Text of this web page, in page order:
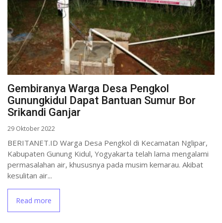
Gembiranya Warga Desa Pengkol
Gunungkidul Dapat Bantuan Sumur Bor
Srikandi Ganjar
29 Oktober 2022
BERITANET.ID Warga Desa Pengkol di Kecamatan Nglipar,
Kabupaten Gunung Kidul, Yogyakarta telah lama mengalami
permasalahan air, khususnya pada musim kemarau. Akibat
kesulitan air...
Read more